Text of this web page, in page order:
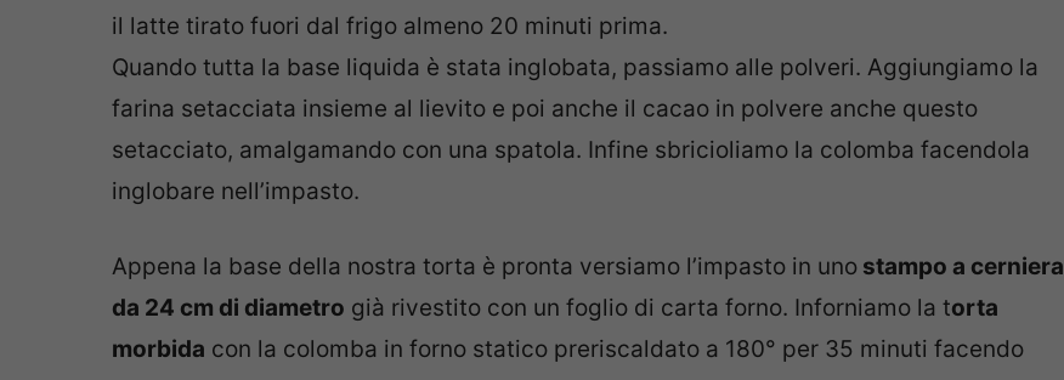
il latte tirato fuori dal frigo almeno 20 minuti prima.
Quando tutta la base liquida è stata inglobata, passiamo alle polveri. Aggiungiamo la
farina setacciata insieme al lievito e poi anche il cacao in polvere anche questo
setacciato, amalgamando con una spatola. Infine sbricioliamo la colomba facendola
inglobare nell’impasto.
Appena la base della nostra torta è pronta versiamo l’impasto in uno stampo a cerniera
da 24 cm di diametro già rivestito con un foglio di carta forno. Inforniamo la torta
morbida con la colomba in forno statico preriscaldato a 180° per 35 minuti facendo